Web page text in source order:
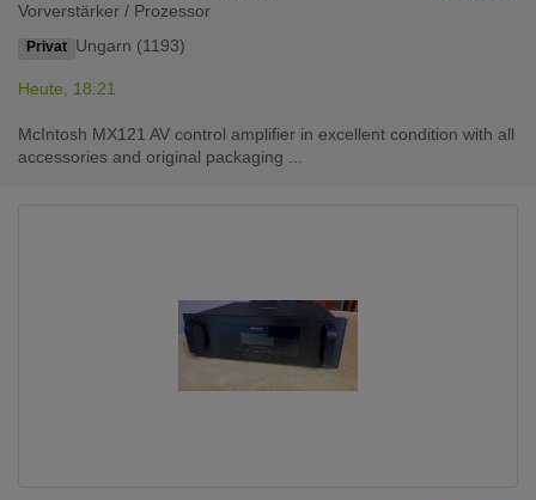
Vorverstärker / Prozessor
Privat Ungarn (1193)
Heute, 18:21
McIntosh MX121 AV control amplifier in excellent condition with all
accessories and original packaging ...